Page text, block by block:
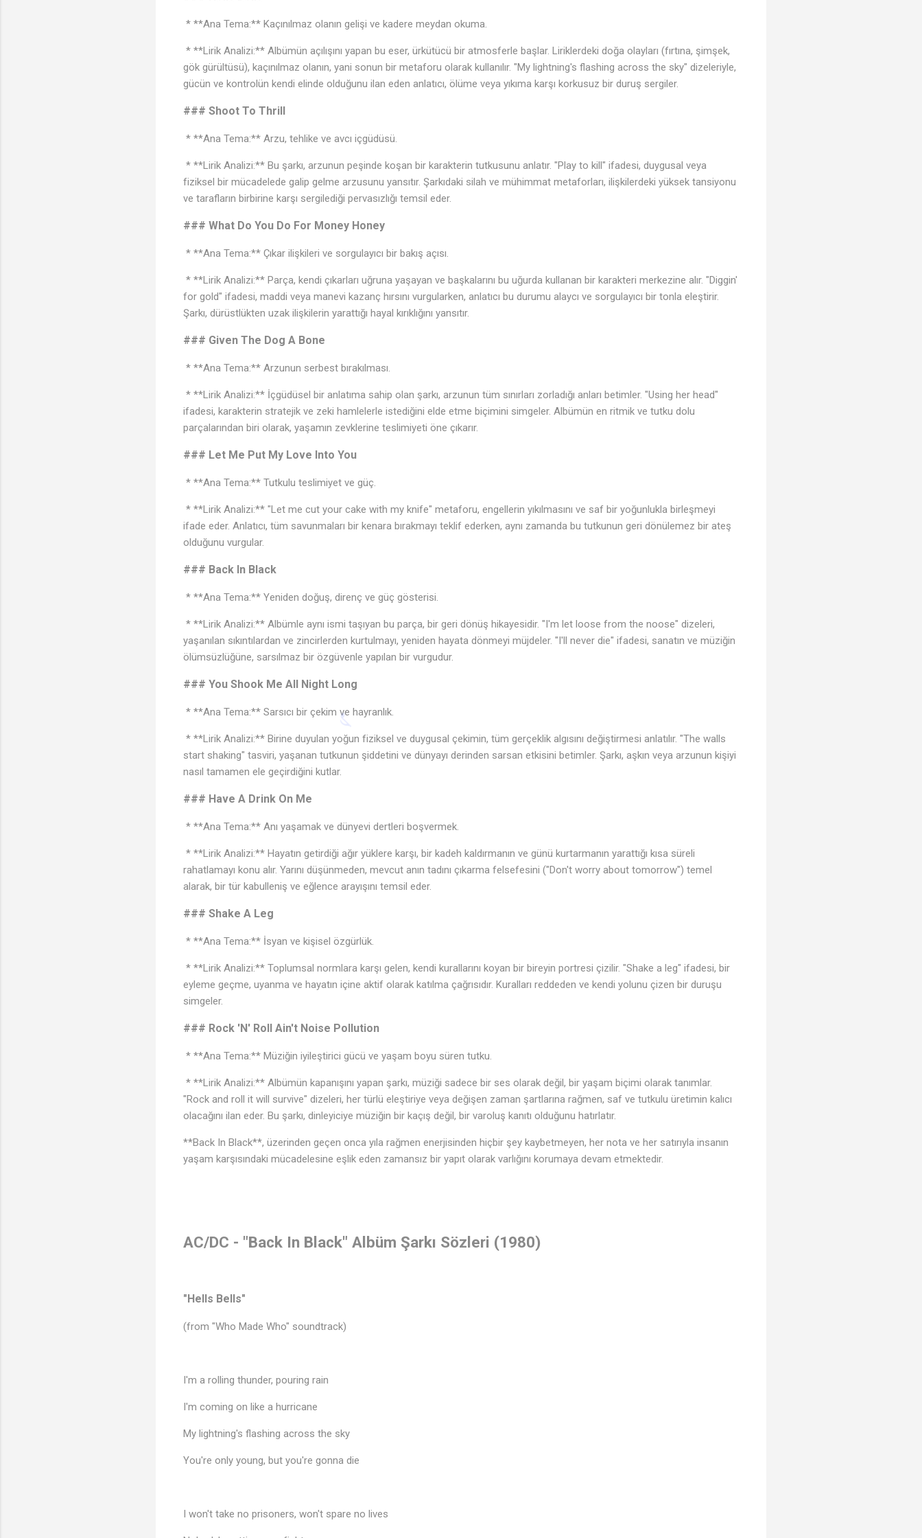
* **Ana Tema:** Kaçınılmaz olanın gelişi ve kadere meydan okuma.
* **Lirik Analizi:** Albümün açılışını yapan bu eser, ürkütücü bir atmosferle başlar. Liriklerdeki doğa olayları (fırtına, şimşek,
gök gürültüsü), kaçınılmaz olanın, yani sonun bir metaforu olarak kullanılır. "My lightning's flashing across the sky" dizeleriyle,
gücün ve kontrolün kendi elinde olduğunu ilan eden anlatıcı, ölüme veya yıkıma karşı korkusuz bir duruş sergiler.
### Shoot To Thrill
* **Ana Tema:** Arzu, tehlike ve avcı içgüdüsü.
* **Lirik Analizi:** Bu şarkı, arzunun peşinde koşan bir karakterin tutkusunu anlatır. "Play to kill" ifadesi, duygusal veya
fiziksel bir mücadelede galip gelme arzusunu yansıtır. Şarkıdaki silah ve mühimmat metaforları, ilişkilerdeki yüksek tansiyonu
ve tarafların birbirine karşı sergilediği pervasızlığı temsil eder.
### What Do You Do For Money Honey
* **Ana Tema:** Çıkar ilişkileri ve sorgulayıcı bir bakış açısı.
* **Lirik Analizi:** Parça, kendi çıkarları uğruna yaşayan ve başkalarını bu uğurda kullanan bir karakteri merkezine alır. "Diggin'
for gold" ifadesi, maddi veya manevi kazanç hırsını vurgularken, anlatıcı bu durumu alaycı ve sorgulayıcı bir tonla eleştirir.
Şarkı, dürüstlükten uzak ilişkilerin yarattığı hayal kırıklığını yansıtır.
### Given The Dog A Bone
* **Ana Tema:** Arzunun serbest bırakılması.
* **Lirik Analizi:** İçgüdüsel bir anlatıma sahip olan şarkı, arzunun tüm sınırları zorladığı anları betimler. "Using her head"
ifadesi, karakterin stratejik ve zeki hamlelerle istediğini elde etme biçimini simgeler. Albümün en ritmik ve tutku dolu
parçalarından biri olarak, yaşamın zevklerine teslimiyeti öne çıkarır.
### Let Me Put My Love Into You
* **Ana Tema:** Tutkulu teslimiyet ve güç.
* **Lirik Analizi:** "Let me cut your cake with my knife" metaforu, engellerin yıkılmasını ve saf bir yoğunlukla birleşmeyi
ifade eder. Anlatıcı, tüm savunmaları bir kenara bırakmayı teklif ederken, aynı zamanda bu tutkunun geri dönülemez bir ateş
olduğunu vurgular.
### Back In Black
* **Ana Tema:** Yeniden doğuş, direnç ve güç gösterisi.
* **Lirik Analizi:** Albümle aynı ismi taşıyan bu parça, bir geri dönüş hikayesidir. "I'm let loose from the noose" dizeleri,
yaşanılan sıkıntılardan ve zincirlerden kurtulmayı, yeniden hayata dönmeyi müjdeler. "I'll never die" ifadesi, sanatın ve müziğin
ölümsüzlüğüne, sarsılmaz bir özgüvenle yapılan bir vurgudur.
### You Shook Me All Night Long
* **Ana Tema:** Sarsıcı bir çekim ve hayranlık.
* **Lirik Analizi:** Birine duyulan yoğun fiziksel ve duygusal çekimin, tüm gerçeklik algısını değiştirmesi anlatılır. "The walls
start shaking" tasviri, yaşanan tutkunun şiddetini ve dünyayı derinden sarsan etkisini betimler. Şarkı, aşkın veya arzunun kişiyi
nasıl tamamen ele geçirdiğini kutlar.
### Have A Drink On Me
* **Ana Tema:** Anı yaşamak ve dünyevi dertleri boşvermek.
* **Lirik Analizi:** Hayatın getirdiği ağır yüklere karşı, bir kadeh kaldırmanın ve günü kurtarmanın yarattığı kısa süreli
rahatlamayı konu alır. Yarını düşünmeden, mevcut anın tadını çıkarma felsefesini ("Don't worry about tomorrow") temel
alarak, bir tür kabulleniş ve eğlence arayışını temsil eder.
### Shake A Leg
* **Ana Tema:** İsyan ve kişisel özgürlük.
* **Lirik Analizi:** Toplumsal normlara karşı gelen, kendi kurallarını koyan bir bireyin portresi çizilir. "Shake a leg" ifadesi, bir
eyleme geçme, uyanma ve hayatın içine aktif olarak katılma çağrısıdır. Kuralları reddeden ve kendi yolunu çizen bir duruşu
simgeler.
### Rock 'N' Roll Ain't Noise Pollution
* **Ana Tema:** Müziğin iyileştirici gücü ve yaşam boyu süren tutku.
* **Lirik Analizi:** Albümün kapanışını yapan şarkı, müziği sadece bir ses olarak değil, bir yaşam biçimi olarak tanımlar.
"Rock and roll it will survive" dizeleri, her türlü eleştiriye veya değişen zaman şartlarına rağmen, saf ve tutkulu üretimin kalıcı
olacağını ilan eder. Bu şarkı, dinleyiciye müziğin bir kaçış değil, bir varoluş kanıtı olduğunu hatırlatır.
**Back In Black**, üzerinden geçen onca yıla rağmen enerjisinden hiçbir şey kaybetmeyen, her nota ve her satırıyla insanın
yaşam karşısındaki mücadelesine eşlik eden zamansız bir yapıt olarak varlığını korumaya devam etmektedir.
AC/DC - "Back In Black" Albüm Şarkı Sözleri (1980)
"Hells Bells"
(from "Who Made Who" soundtrack)
I'm a rolling thunder, pouring rain
I'm coming on like a hurricane
My lightning's flashing across the sky
You're only young, but you're gonna die
I won't take no prisoners, won't spare no lives
♫
🎵